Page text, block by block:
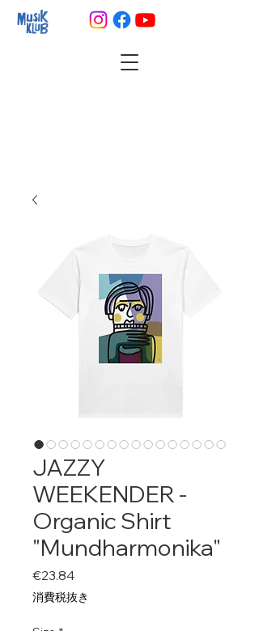
JAZZY
WEEKENDER -
Organic Shirt
"Mundharmonika"
€23.84価
格
消費税抜き